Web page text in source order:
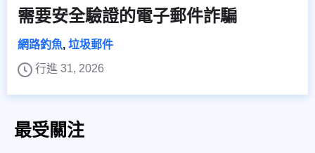
需要安全驗證的電子郵件詐騙
網路釣魚, 垃圾郵件
行進 31, 2026
最受關注